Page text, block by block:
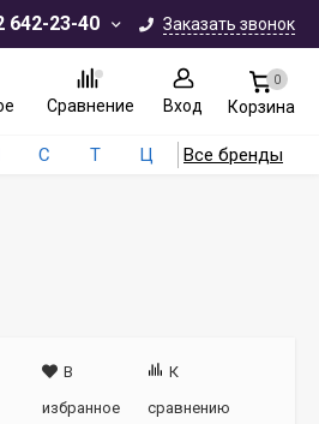
642-23-40 Заказать звонок
Сравнение Вход
0
Корзина
С Т Ц Все бренды
В
избранное
К
сравнению